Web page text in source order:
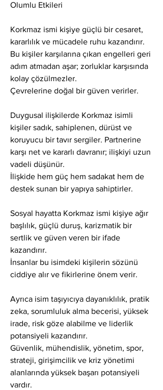
Olumlu Etkileri
Korkmaz ismi kişiye güçlü bir cesaret,
kararlılık ve mücadele ruhu kazandırır.
Bu kişiler karşılarına çıkan engelleri geri
adım atmadan aşar; zorluklar karşısında
kolay çözülmezler.
Çevrelerine doğal bir güven verirler.
Duygusal ilişkilerde Korkmaz isimli
kişiler sadık, sahiplenen, dürüst ve
koruyucu bir tavır sergiler. Partnerine
karşı net ve kararlı davranır; ilişkiyi uzun
vadeli düşünür.
İlişkide hem güç hem sadakat hem de
destek sunan bir yapıya sahiptirler.
Sosyal hayatta Korkmaz ismi kişiye ağır
başlılık, güçlü duruş, karizmatik bir
sertlik ve güven veren bir ifade
kazandırır.
İnsanlar bu isimdeki kişilerin sözünü
ciddiye alır ve fikirlerine önem verir.
Ayrıca isim taşıyıcıya dayanıklılık, pratik
zeka, sorumluluk alma becerisi, yüksek
irade, risk göze alabilme ve liderlik
potansiyeli kazandırır.
Güvenlik, mühendislik, yönetim, spor,
strateji, girişimcilik ve kriz yönetimi
alanlarında yüksek başarı potansiyeli
vardır.